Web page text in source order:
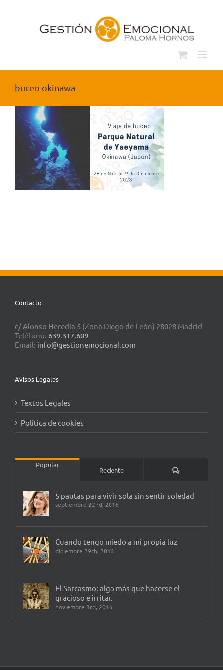
buceo okinawa
Contacto
c/ Alonso Heredia 5 (Zona Diego de León) 28028 Madrid
Teléfono: 639.317.609
Email: info@gestionemocional.com
Avisos Legales
Textos Legales
Política de cookies
Popular
Reciente Comentarios
5 pautas para vivir sola sin sentir soledad
septiembre 22nd, 2016
Cuando tengo miedo a mi propia luz
diciembre 29th, 2016
El Sarcasmo: algo más que hacerse el
gracioso e irritar.
noviembre 3rd, 2016